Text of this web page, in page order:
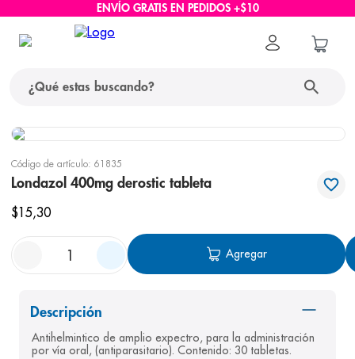
ENVÍO GRATIS EN PEDIDOS +$10
Código de artículo: 61835
Londazol 400mg derostic tableta
$15,30
Agregar
Descripción
Antihelmintico de amplio expectro, para la administración
por vía oral, (antiparasitario). Contenido: 30 tabletas.
términos más buscados
1. protector solar
2.
3. eucerin
cerave
6. bioderma
7. shampoo